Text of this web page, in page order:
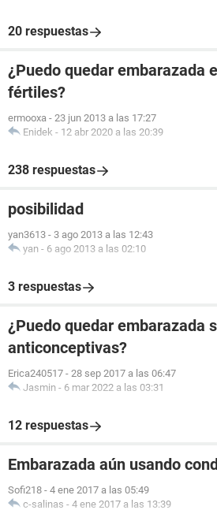
20 respuestas
¿Puedo quedar embarazada
fértiles?
ermooxa - 23 jun 2013 a las 17:27
Enidek - 12 abr 2020 a las 20:39
238 respuestas
posibilidad
yan3613 - 3 ago 2013 a las 12:43
yan - 6 ago 2013 a las 02:10
3 respuestas
¿Puedo quedar embarazada
anticonceptivas?
Erica240517 - 28 sep 2017 a las 06:47
Jasmin - 6 mar 2022 a las 03:31
12 respuestas
Embarazada aún usando
Sofi218 - 4 ene 2017 a las 05:49
c-salinas - 4 ene 2017 a las 13:39